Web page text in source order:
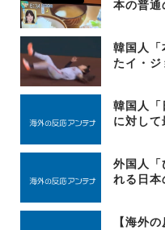
本の普通
韓国人「
たイ・
韓国人「
に対し
外国人「
れる日本
【海外